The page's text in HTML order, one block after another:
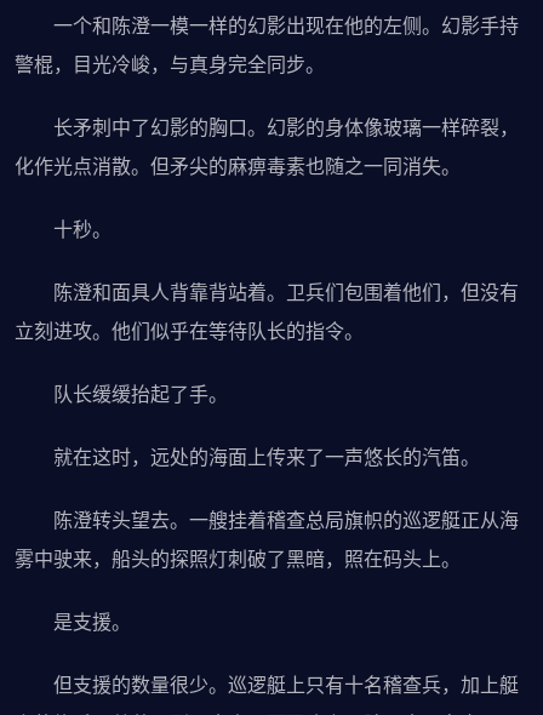
一个和陈澄一模一样的幻影出现在他的左侧。幻影手持
警棍，目光冷峻，与真身完全同步。
长矛刺中了幻影的胸口。幻影的身体像玻璃一样碎裂，
化作光点消散。但矛尖的麻痹毒素也随之一同消失。
十秒。
陈澄和面具人背靠背站着。卫兵们包围着他们，但没有
立刻进攻。他们似乎在等待队长的指令。
队长缓缓抬起了手。
就在这时，远处的海面上传来了一声悠长的汽笛。
陈澄转头望去。一艘挂着稽查总局旗帜的巡逻艇正从海
雾中驶来，船头的探照灯刺破了黑暗，照在码头上。
是支援。
但支援的数量很少。巡逻艇上只有十名稽查兵，加上艇